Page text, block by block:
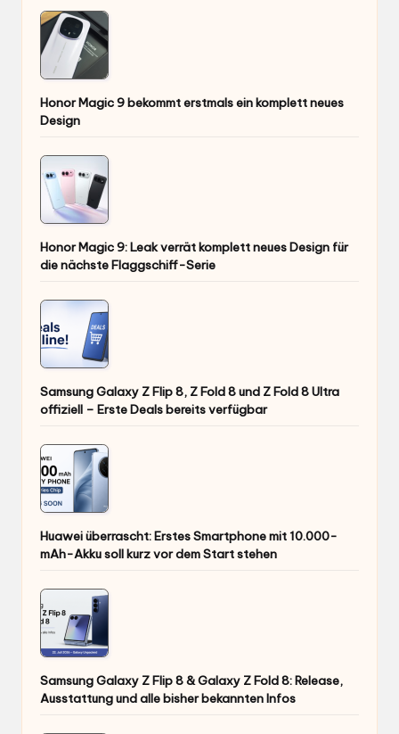
Honor Magic 9 bekommt erstmals ein komplett neues
Design
Honor Magic 9: Leak verrät komplett neues Design für
die nächste Flaggschiff-Serie
Samsung Galaxy Z Flip 8, Z Fold 8 und Z Fold 8 Ultra
offiziell – Erste Deals bereits verfügbar
Huawei überrascht: Erstes Smartphone mit 10.000-
mAh-Akku soll kurz vor dem Start stehen
Samsung Galaxy Z Flip 8 & Galaxy Z Fold 8: Release,
Ausstattung und alle bisher bekannten Infos